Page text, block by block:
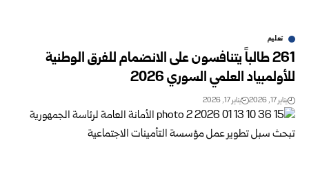
تعليم
261 طالباً يتنافسون على الانضمام للفرق الوطنية
للأولمبياد العلمي السوري 2026
يناير 17, 2026 يناير 17, 2026